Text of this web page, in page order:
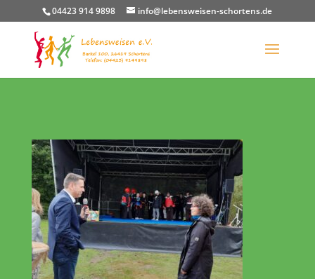
04423 914 9898 info@lebensweisen-schortens.de